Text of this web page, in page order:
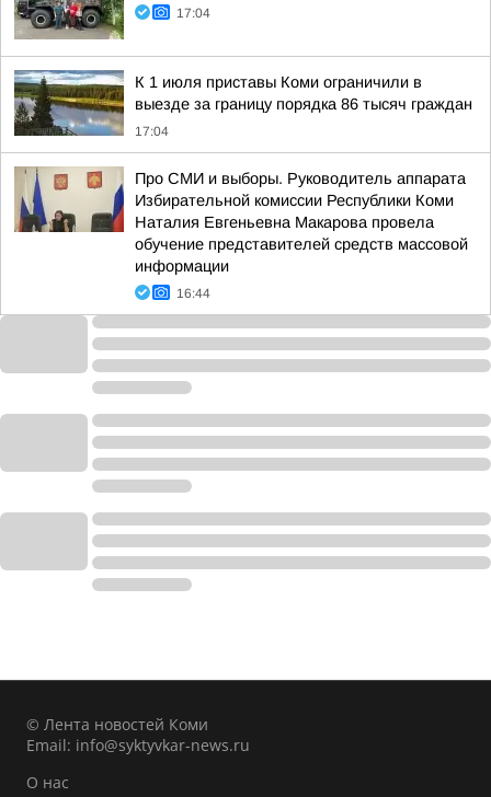
17:04
К 1 июля приставы Коми ограничили в
выезде за границу порядка 86 тысяч граждан
17:04
Про СМИ и выборы. Руководитель аппарата
Избирательной комиссии Республики Коми
Наталия Евгеньевна Макарова провела
обучение представителей средств массовой
информации
16:44
© Лента новостей Коми
Email: info@syktyvkar-news.ru
О нас